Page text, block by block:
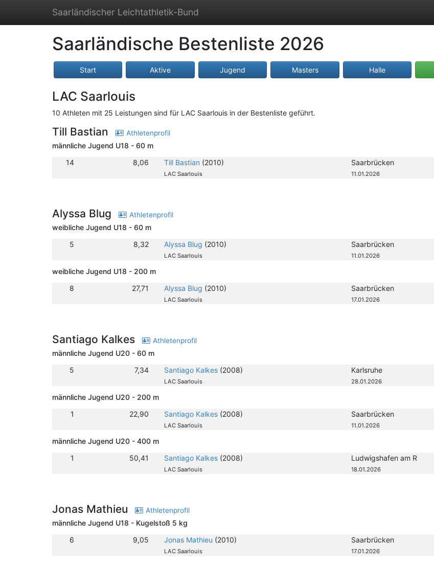
Saarländischer Leichtathletik-Bund
Saarländische Bestenliste 2026
Start Aktive Jugend Masters Halle
LAC Saarlouis
10 Athleten mit 25 Leistungen sind für LAC Saarlouis in der Bestenliste geführt.
Till Bastian Athletenprofil
männliche Jugend U18 - 60 m
14
8,06 Till Bastian (2010)
LAC Saarlouis
Saarbrücken
11.01.2026
Alyssa Blug Athletenprofil
weibliche Jugend U18 - 60 m
5
8,32 Alyssa Blug (2010)
LAC Saarlouis
Saarbrücken
11.01.2026
weibliche Jugend U18 - 200 m
8
27,71 Alyssa Blug (2010)
LAC Saarlouis
Saarbrücken
17.01.2026
Santiago Kalkes Athletenprofil
männliche Jugend U20 - 60 m
5
7,34 Santiago Kalkes (2008)
LAC Saarlouis
Karlsruhe
28.01.2026
männliche Jugend U20 - 200 m
1
22,90 Santiago Kalkes (2008)
LAC Saarlouis
Saarbrücken
11.01.2026
männliche Jugend U20 - 400 m
1
50,41 Santiago Kalkes (2008)
LAC Saarlouis
Ludwigshafen am R
18.01.2026
Jonas Mathieu Athletenprofil
männliche Jugend U18 - Kugelstoß 5 kg
6
9,05 Jonas Mathieu (2010)
LAC Saarlouis
Saarbrücken
17.01.2026